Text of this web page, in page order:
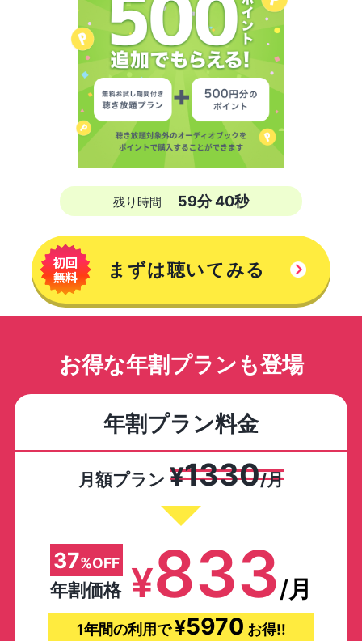
残り時間 59分39秒
まずは聴いてみる
お得な年割プランも登場
年割プラン料金
月額プラン ¥1330/月
37%OFF
年割価格 ¥833/月
1年間の利用で¥5970 お得!!